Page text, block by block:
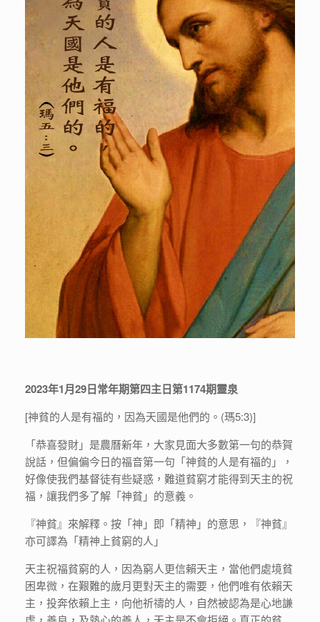
2023年1月29日常年期第四主日第1174期靈泉
[神貧的人是有福的，因為天國是他們的。(瑪5:3)]
「恭喜發財」是農曆新年，大家見面大多數第一句的恭賀
說話，但偏偏今日的福音第一句「神貧的人是有福的」，
好像使我們基督徒有些疑惑，難道貧窮才能得到天主的祝
福，讓我們多了解「神貧」的意義。
『神貧』來解釋。按「神」即「精神」的意思，『神貧』
亦可譯為「精神上貧窮的人」
天主祝福貧窮的人，因為窮人更信賴天主，當他們處境貧
困卑微，在艱難的歲月更對天主的需要，他們唯有依賴天
主，投奔依賴上主，向他祈禱的人，自然被認為是心地謙